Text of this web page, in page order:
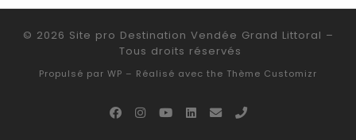
© 2026 Site pro Destination Vendée Grand Littoral –
Tous droits réservés
Propulsé par WP – Réalisé avec the Thème Customizr